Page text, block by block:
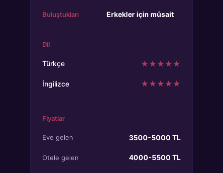
Buluştukları Erkekler için müsait
Dil
Türkçe ★ ★ ★ ★ ★
İngilizce ★ ★ ★ ★ ★
Fiyatlar
Eve gelen 3500-5000 TL
Otele gelen 4000-5500 TL